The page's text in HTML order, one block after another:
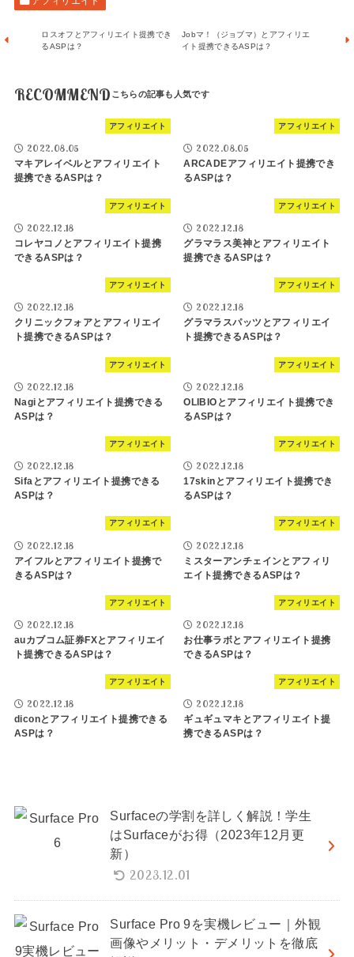
ロスオフとアフィリエイト提携でき
るASPは？
Jobマ！（ジョブマ）とアフィリエ
イト提携できるASPは？
RECOMMEND
アフィリエイト
2022.08.05
マキアレイベルとアフィリエイト
提携できるASPは？
アフィリエイト
2022.08.05
ARCADEアフィリエイト提携でき
るASPは？
アフィリエイト
2022.12.18
コレヤコノとアフィリエイト提携
できるASPは？
アフィリエイト
2022.12.18
グラマラス美神とアフィリエイト
提携できるASPは？
アフィリエイト
2022.12.18
クリニックフォアとアフィリエイ
ト提携できるASPは？
アフィリエイト
2022.12.18
グラマラスパッツとアフィリエイ
ト提携できるASPは？
アフィリエイト
2022.12.18
Nagiとアフィリエイト提携できる
ASPは？
アフィリエイト
2022.12.18
OLIBIOとアフィリエイト提携でき
るASPは？
アフィリエイト
2022.12.18
Sifaとアフィリエイト提携できる
ASPは？
アフィリエイト
2022.12.18
17skinとアフィリエイト提携でき
るASPは？
アフィリエイト
2022.12.18
アイフルとアフィリエイト提携で
きるASPは？
アフィリエイト
2022.12.18
ミスターアンチェインとアフィリ
エイト提携できるASPは？
アフィリエイト
2022.12.18
auカブコム証券FXとアフィリエイ
ト提携できるASPは？
アフィリエイト
2022.12.18
お仕事ラボとアフィリエイト提携
できるASPは？
アフィリエイト
2022.12.18
diconとアフィリエイト提携できる
ASPは？
アフィリエイト
2022.12.18
ギュギュマキとアフィリエイト提
携できるASPは？
Surfaceの学割を詳しく解説！学生
はSurfaceがお得（2023年12月更
新）
2023.12.01
Surface Pro 9を実機レビュー｜外観
画像やメリット・デメリットを徹底